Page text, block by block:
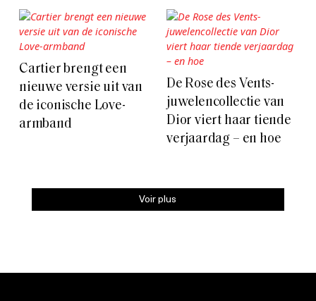
Cartier brengt een
nieuwe versie uit van
de iconische Love-
armband
De Rose des Vents-
juwelencollectie van
Dior viert haar tiende
verjaardag – en hoe
Voir plus